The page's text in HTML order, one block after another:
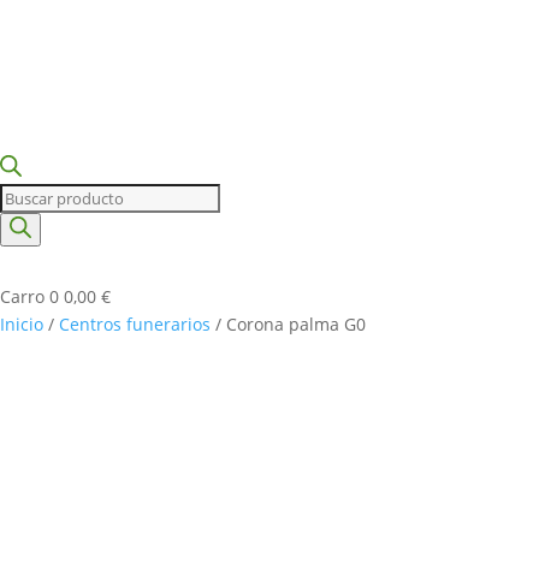
Búsqueda
de
productos
Carro 0 0,00 €
Inicio / Centros funerarios / Corona palma G0